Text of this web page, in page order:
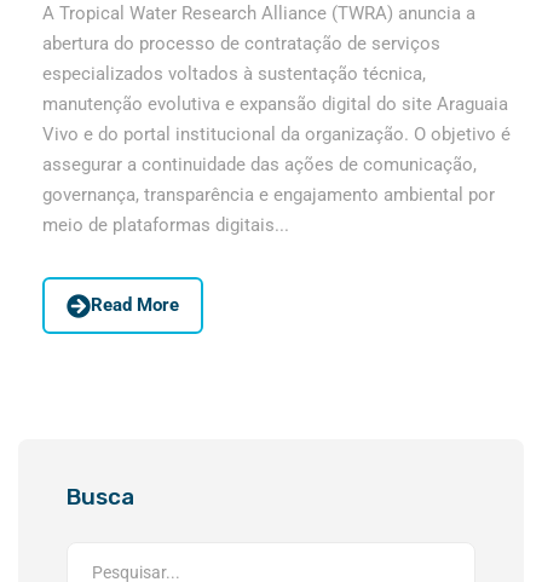
A Tropical Water Research Alliance (TWRA) anuncia a
abertura do processo de contratação de serviços
especializados voltados à sustentação técnica,
manutenção evolutiva e expansão digital do site Araguaia
Vivo e do portal institucional da organização. O objetivo é
assegurar a continuidade das ações de comunicação,
governança, transparência e engajamento ambiental por
meio de plataformas digitais...
Read More
Busca